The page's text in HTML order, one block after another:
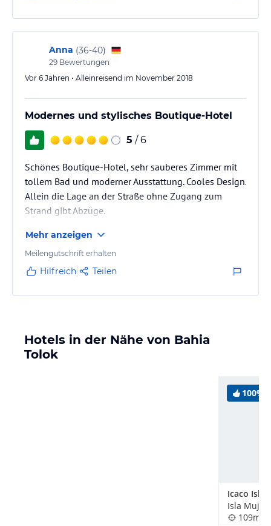
Anna (36-40)
29 Bewertungen
Vor 6 Jahren • Alleinreisend im November 2018
Modernes und stylisches Boutique-Hotel
5 / 6
Schönes Boutique-Hotel, sehr sauberes Zimmer mit
tollem Bad und moderner Ausstattung. Cooles Design.
Allein die Lage an der Straße ohne Zugang zum
Strand gibt Abzüge.
Mehr anzeigen
Meilengutschrift erhalten
Hilfreich Teilen
Hotels in der Nähe von Bahia
Tolok
100%
Isla
109m